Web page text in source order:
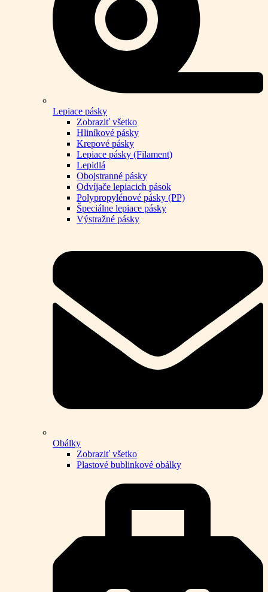
Lepiace pásky
Zobraziť všetko
Hliníkové pásky
Krepové pásky
Lepiace pásky (Filament)
Lepidlá
Obojstranné pásky
Odvíjače lepiacich pások
Polypropylénové pásky (PP)
Špeciálne lepiace pásky
Výstražné pásky
Obálky
Zobraziť všetko
Plastové bublinkové obálky